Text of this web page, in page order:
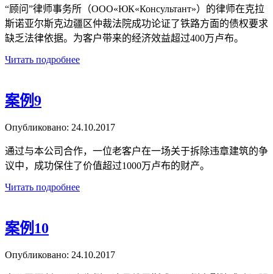
“顾问”律师事务所（ООО«ЮК«Консультант»）的律师在克拉
斯诺亚尔斯克边疆区仲裁法院成功论证了铁路方面的债权要求
缺乏法律依据。为客户带来的经济效益超过400万卢布。
Читать подробнее
案例9
Опубликовано: 24.10.2017
通过与本公司合作，一位老客户在一场关于拆除违章建筑的争
议中，成功保住了价值超过1000万卢布的财产。
Читать подробнее
案例10
Опубликовано: 24.10.2017